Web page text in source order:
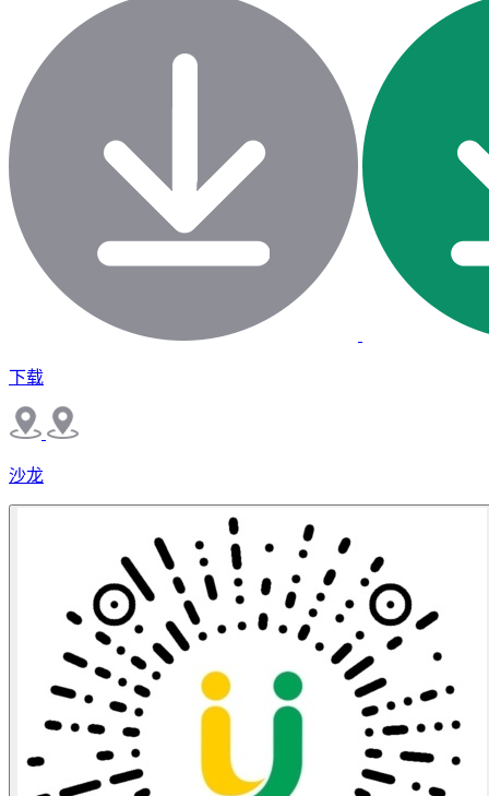
下载
沙龙